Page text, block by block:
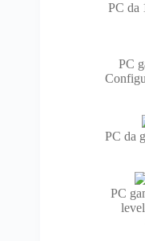
PC da
PC
PC da
PC